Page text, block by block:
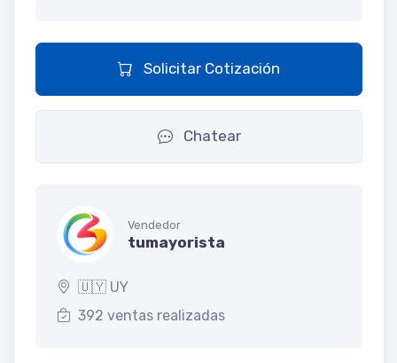
Solicitar Cotización
Chatear
Vendedor
tumayorista
🇺🇾 UY
392 ventas realizadas